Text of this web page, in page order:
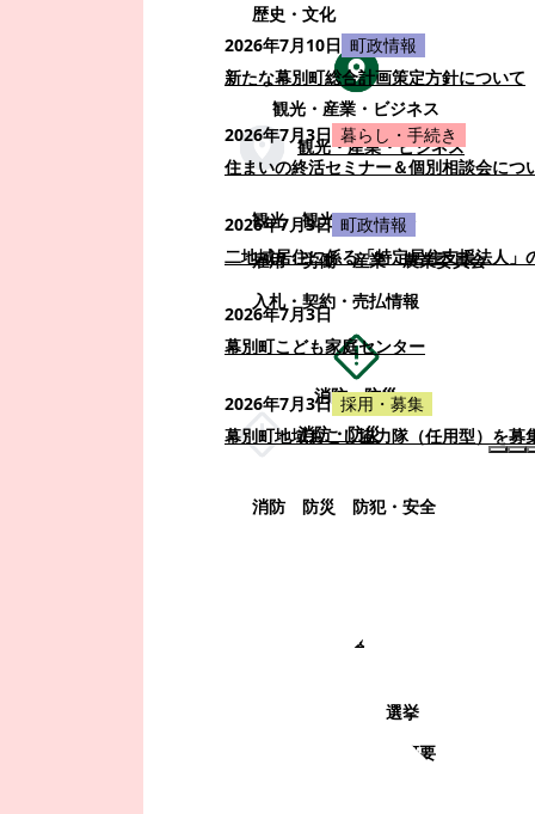
歴史・文化
観光・産業・ビジネス
観光・産業・ビジネス
観光
観光・イベント
雇用・労働
産業
農業委員会
入札・契約・売払情報
消防・防災
消防・防災
消防 防災 防犯・安全
町政情報
選挙
町の概要
2026年7月10日 町政情報
新たな幕別町総合計画策定方針について
2026年7月3日 暮らし・手続き
住まいの終活セミナー＆個別相談会につ
2026年7月3日 町政情報
二地域居住に係る「特定居住支援法人」
2026年7月3日
幕別町こども家庭センター
2026年7月3日 採用・募集
幕別町地域おこし協力隊（任用型）を募